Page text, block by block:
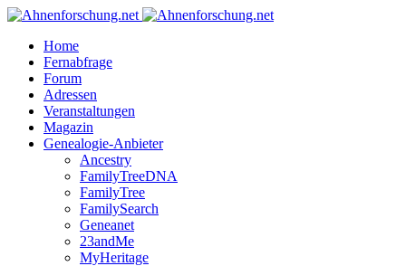
Home
Fernabfrage
Forum
Adressen
Veranstaltungen
Magazin
Genealogie-Anbieter
Ancestry
FamilyTreeDNA
FamilyTree
FamilySearch
Geneanet
23andMe
MyHeritage